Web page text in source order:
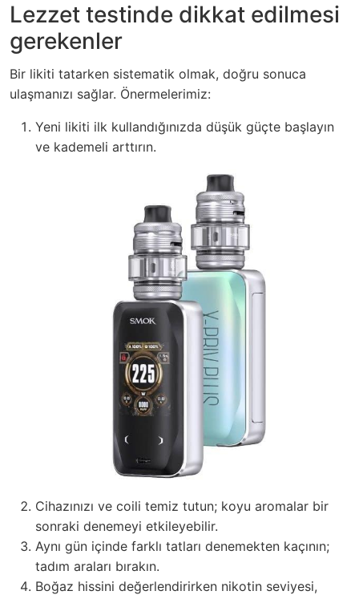
Lezzet testinde dikkat edilmesi
gerekenler
Bir likiti tatarken sistematik olmak, doğru sonuca
ulaşmanızı sağlar. Önermelerimiz:
Yeni likiti ilk kullandığınızda düşük güçte başlayın
ve kademeli arttırın.
Cihazınızı ve coili temiz tutun; koyu aromalar bir
sonraki denemeyi etkileyebilir.
Aynı gün içinde farklı tatları denemekten kaçının;
tadım araları bırakın.
Boğaz hissini değerlendirirken nikotin seviyesi,